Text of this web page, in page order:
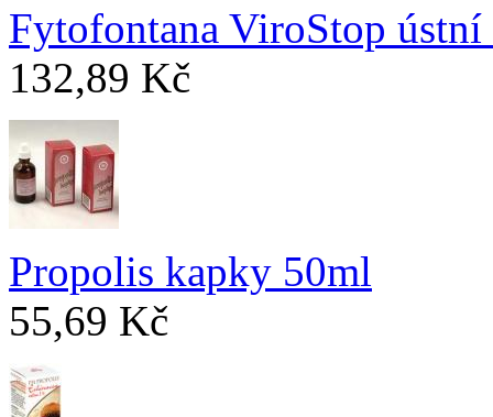
Fytofontana ViroStop
132,89 Kč
Propolis kapky 50ml
55,69 Kč